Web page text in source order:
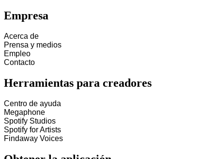
Empresa
Acerca de
Prensa y medios
Empleo
Contacto
Herramientas para creadores
Centro de ayuda
Megaphone
Spotify Studios
Spotify for Artists
Findaway Voices